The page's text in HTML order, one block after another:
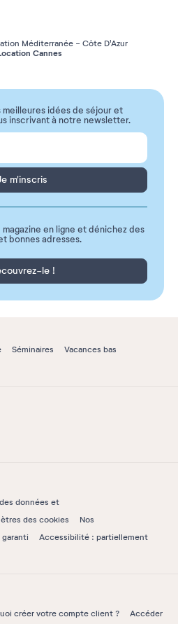
Méditerranée - Côte D'Azur
Cannes
idées de séjour et
inscrivant à notre newsletter.
m'inscris
en ligne et dénichez des
bonnes adresses.
le !
Séminaires
Vacances bas
données et
des cookies
Nos
garanti
Accessibilité : partiellement
créer votre compte client ?
Accéder